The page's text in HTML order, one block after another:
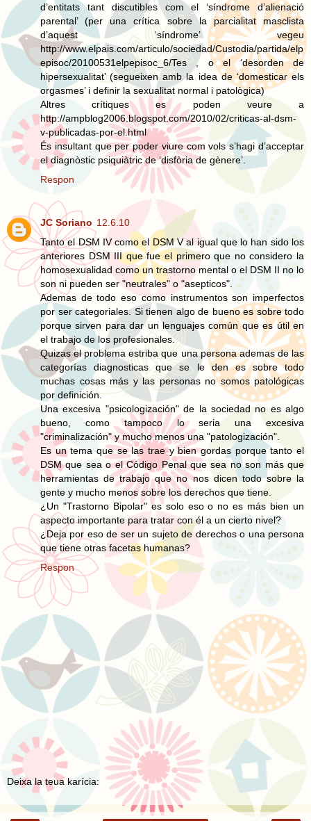
d’entitats tant discutibles com el ‘síndrome d’alienació
parental’ (per una crítica sobre la parcialitat masclista
d’aquest ‘síndrome’ vegeu
http://www.elpais.com/articulo/sociedad/Custodia/partida/elp
episoc/20100531elpepisoc_6/Tes , o el ‘desorden de
hipersexualitat’ (segueixen amb la idea de ‘domesticar els
orgasmes’ i definir la sexualitat normal i patològica)
Altres crítiques es poden veure a
http://ampblog2006.blogspot.com/2010/02/criticas-al-dsm-
v-publicadas-por-el.html
És insultant que per poder viure com vols s’hagi d’acceptar
el diagnòstic psiquiàtric de ‘disfòria de gènere’.
Respon
JC Soriano 12.6.10
Tanto el DSM IV como el DSM V al igual que lo han sido los
anteriores DSM III que fue el primero que no considero la
homosexualidad como un trastorno mental o el DSM II no lo
son ni pueden ser "neutrales" o "asepticos".
Ademas de todo eso como instrumentos son imperfectos
por ser categoriales. Si tienen algo de bueno es sobre todo
porque sirven para dar un lenguajes común que es útil en
el trabajo de los profesionales.
Quizas el problema estriba que una persona ademas de las
categorías diagnosticas que se le den es sobre todo
muchas cosas más y las personas no somos patológicas
por definición.
Una excesiva "psicologización" de la sociedad no es algo
bueno, como tampoco lo seria una excesiva
"criminalización" y mucho menos una "patologización".
Es un tema que se las trae y bien gordas porque tanto el
DSM que sea o el Código Penal que sea no son más que
herramientas de trabajo que no nos dicen todo sobre la
gente y mucho menos sobre los derechos que tiene.
¿Un "Trastorno Bipolar" es solo eso o no es más bien un
aspecto importante para tratar con él a un cierto nivel?
¿Deja por eso de ser un sujeto de derechos o una persona
que tiene otras facetas humanas?
Respon
Deixa la teua karícia: